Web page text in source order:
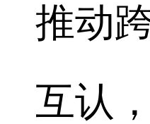
推动
互认